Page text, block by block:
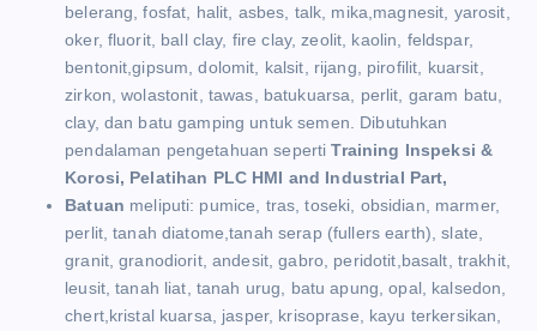
belerang, fosfat, halit, asbes, talk, mika,magnesit, yarosit,
oker, fluorit, ball clay, fire clay, zeolit, kaolin, feldspar,
bentonit,gipsum, dolomit, kalsit, rijang, pirofilit, kuarsit,
zirkon, wolastonit, tawas, batukuarsa, perlit, garam batu,
clay, dan batu gamping untuk semen. Dibutuhkan
pendalaman pengetahuan sepertiTraining Inspeksi &
Korosi, Pelatihan PLC HMI and Industrial Part,
Batuan meliputi: pumice, tras, toseki, obsidian, marmer,
perlit, tanah diatome,tanah serap (fullers earth), slate,
granit, granodiorit, andesit, gabro, peridotit,basalt, trakhit,
leusit, tanah liat, tanah urug, batu apung, opal, kalsedon,
chert,kristal kuarsa, jasper, krisoprase, kayu terkersikan,